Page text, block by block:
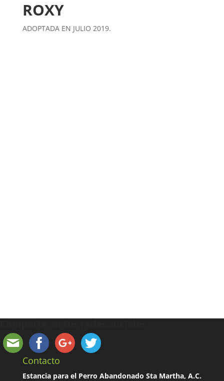
ROXY
ADOPTADA EN JULIO 2019.
Contacto
Estancia para el Perro Abandonado Sta Martha, A.C.